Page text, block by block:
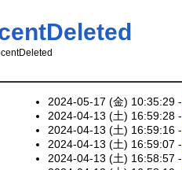
2024-05-17 (金) 10:35:29 -
2024-04-13 (土) 16:59:28 -
2024-04-13 (土) 16:59:16 -
2024-04-13 (土) 16:59:07 -
2024-04-13 (土) 16:58:57 -